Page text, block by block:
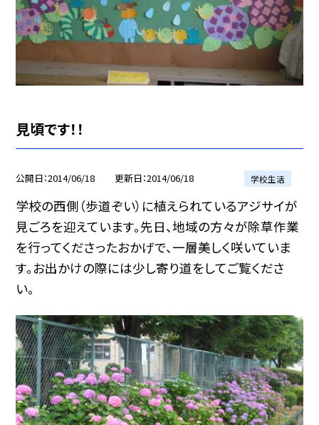
見頃です！！
公開日 2014/06/18 更新日 2014/06/18 学校生活
学校の西側（歩道ぞい）に植えられているアジサイが
見ごろを迎えています。先日、地域の方々が除草作業
を行ってくださったおかげで、一層美しく咲いていま
す。お出かけの際には少し寄り道をしてご覧くださ
い。